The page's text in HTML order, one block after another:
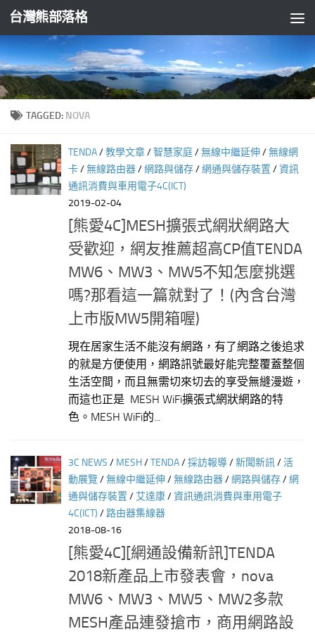
Skip to content
台灣熊部落格
TAGGED: NOVA
TENDA/教學文章/智慧家庭/無線中繼延伸/無線網
卡/無線路由器/網路與儲存/網通與儲存裝置 /資訊
通訊消費與車用電子4C(ICT)
2019-02-04
[熊愛4C]MESH擴張式網狀網路大
受歡迎，網友推薦超高CP值TENDA
MW6、MW3、MW5不知怎麼挑選
嗎?那看這一篇就對了！(內含台灣
上市版MW5開箱喔)
現在居家生活不能沒有網路，有了網路之後追求
的就是方便使用，網路訊號最好能完整覆蓋整個
生活空間，而且無需切來切去的享受無縫漫遊，
而這也正是 MESH WiFi擴張式網狀網路的特
色。MESH WiFi的...
3C NEWS / MESH/TENDA/採訪報導/新聞新訊/活
動展覽/無線中繼延伸/無線路由器/網路與儲存/網
通與儲存裝置 / 艾達康/資訊通訊消費與車用電子
4C(ICT) / 路由器集線器
2018-08-16
[熊愛4C][網通設備新訊]TENDA
2018新產品上市發表會，nova
MW6、MW3、MW5、MW2多款
MESH產品連發搶市，商用網路設